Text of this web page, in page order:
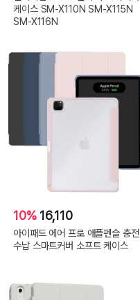
케이스 SM-X110N SM-X115N
SM-X116N
10% 16,110
아이패드 에어 프로 애플펜슬 충전
수납 스마트커버 소프트 케이스